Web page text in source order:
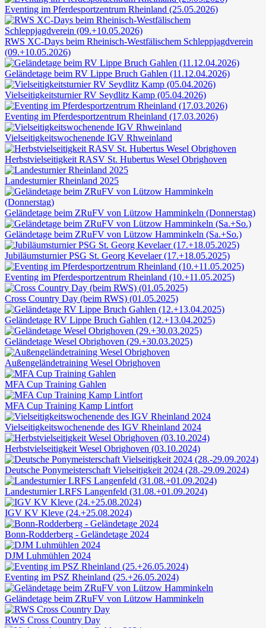
Eventing im Pferdesportzentrum Rheinland (25.05.2026)
RWS XC-Days beim Rheinisch-Westfälischem Schleppjagdverein
(09.+10.05.2026)
Geländetage beim RV Lippe Bruch Gahlen (11.12.04.2026)
Vielseitigkeitsturnier RV Seydlitz Kamp (05.04.2026)
Eventing im Pferdesportzentrum Rheinland (17.03.2026)
Vielseitigkeitswochenende IGV Rhweinland
Herbstvielseitigkeit RASV St. Hubertus Wesel Obrighoven
Landesturnier Rheinland 2025
Geländetage beim ZRuFV von Lützow Hamminkeln (Donnerstag)
Geländetage beim ZRuFV von Lützow Hamminkeln (Sa.+So.)
Jubiläumsturnier PSG St. Georg Kevelaer (17.+18.05.2025)
Eventing im Pferdesportzentrum Rheinland (10.+11.05.2025)
Cross Country Day (beim RWS) (01.05.2025)
Geländetage RV Lippe Bruch Gahlen (12.+13.04.2025)
Geländetage Wesel Obrighoven (29.+30.03.2025)
Außengeländetraining Wesel Obrighoven
MFA Cup Training Gahlen
MFA Cup Training Kamp Lintfort
Vielseitigkeitswochenende des IGV Rheinland 2024
Herbstvielseitigkeit Wesel Obrighoven (03.10.2024)
Deutsche Ponymeisterschaft Vielseitigkeit 2024 (28.-29.09.2024)
Landesturnier LRFS Langenfeld (31.08.+01.09.2024)
IGV KV Kleve (24.+25.08.2024)
Bonn-Rodderberg - Geländetage 2024
DJM Luhmühlen 2024
Eventing im PSZ Rheinland (25.+26.05.2024)
Geländetage beim ZRuFV von Lützow Hamminkeln
RWS Cross Country Day